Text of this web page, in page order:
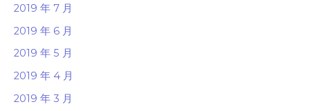
2019 年 7 月
2019 年 6 月
2019 年 5 月
2019 年 4 月
2019 年 3 月